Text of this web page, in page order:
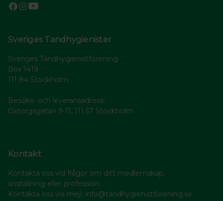
Sveriges Tandhygienister
Sveriges Tandhygienistförening
Box 1419
111 84 Stockholm
Besöks- och leveransadress:
Oxtorgsgatan 9-11, 111 57 Stockholm
Kontakt
Kontakta oss vid frågor om ditt medlemskap,
anställning eller profession.
Kontakta oss via mejl: info@tandhygienistforening.se